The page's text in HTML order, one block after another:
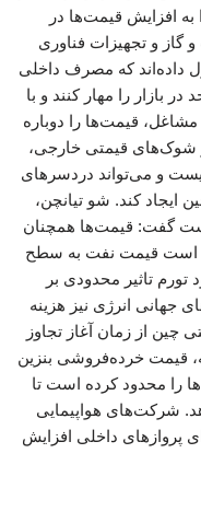
به افزایش قیمت‌ها در
گاز و تجهیزات فناوری
داده‌اند که مصرف داخلی
بازار را مهار کنند و با
قیمت‌ها را دوباره
شوک‌های قیمتی خارجی،
و می‌تواند دردسرهای
ایجاد کند. شو تیانچن،
گفت: قیمت‌ها همچنان
است قیمت نفت به سطح
تورم تاثیر محدودی بر
جهانی انرژی نیز هزینه
چین از زمان آغاز تجاوز
قیمت خرده‌فروشی بنزین
را محدود کرده است تا
شرکت‌های هواپیمایی
پروازهای داخلی افزایش